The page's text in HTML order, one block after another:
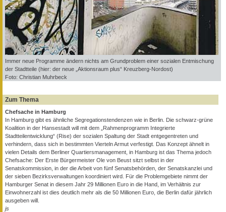
Immer neue Programme ändern nichts am Grundproblem einer sozialen Entmischung
der Stadtteile (hier: der neue „Aktionsraum plus“ Kreuzberg-Nordost)
Foto: Christian Muhrbeck
Zum Thema
Chefsache in Hamburg
In Hamburg gibt es ähnliche Segregationstendenzen wie in Berlin. Die schwarz-grüne
Koalition in der Hansestadt will mit dem „Rahmenprogramm Integrierte
Stadtteilentwicklung“ (Rise) der sozialen Spaltung der Stadt entgegentreten und
verhindern, dass sich in bestimmten Vierteln Armut verfestigt. Das Konzept ähnelt in
vielen Details dem Berliner Quartiersmanagement, in Hamburg ist das Thema jedoch
Chefsache: Der Erste Bürgermeister Ole von Beust sitzt selbst in der
Senatskommission, in der die Arbeit von fünf Senatsbehörden, der Senatskanzlei und
der sieben Bezirksverwaltungen koordiniert wird. Für die Problemgebiete nimmt der
Hamburger Senat in diesem Jahr 29 Millionen Euro in die Hand, im Verhältnis zur
Einwohnerzahl ist dies deutlich mehr als die 50 Millionen Euro, die Berlin dafür jährlich
ausgeben will.
js